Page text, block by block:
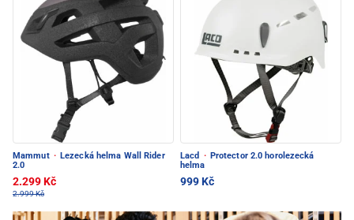
Mammut · Lezecká helma Wall Rider
2.0
2.299 Kč
2.999 Kč
Lacd · Protector 2.0 horolezecká
helma
999 Kč